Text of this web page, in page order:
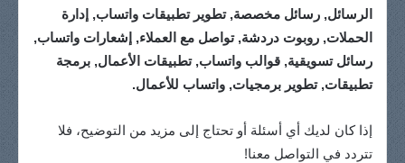
الرسائل, رسائل مخصصة, تطوير تطبيقات واتساب, إدارة
الحملات, روبوت دردشة, تواصل مع العملاء, إشعارات واتساب,
رسائل تسويقية, قوالب واتساب, تطبيقات الأعمال, برمجة
تطبيقات, تطوير برمجيات, واتساب للأعمال.
إذا كان لديك أي أسئلة أو تحتاج إلى مزيد من التوضيح، فلا
تتردد في التواصل معنا!